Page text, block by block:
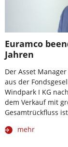
Euramco
Jahren
Der Asset
aus der
Windpark I KG
dem Verkauf mit
Gesamtrückfluss
mehr